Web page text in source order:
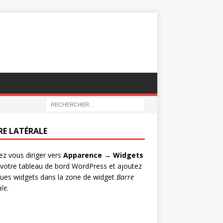
LATÉRALE
vous diriger vers Apparence → Widgets
tableau de bord WordPress et ajoutez
widgets dans la zone de widget Barre
.